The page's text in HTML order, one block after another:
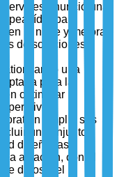
anunció una
líder para
en la nube y mejorar
de soluciones
lanzó una
para la
optimizar la
amplió sus
un conjunto
diseñadas
la aviación, con el
datos y el